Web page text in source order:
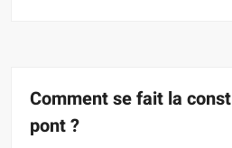
Comment se fait la
pont ?